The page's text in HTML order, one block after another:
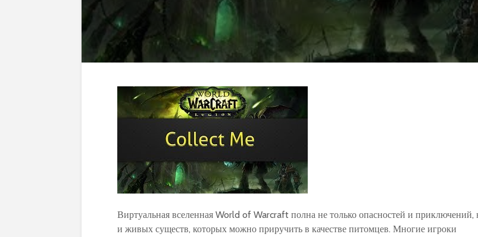
Виртуальная вселенная World of Warcraft полна не только опасностей и приключений,
и живых существ, которых можно приручить в качестве питомцев. Многие игроки